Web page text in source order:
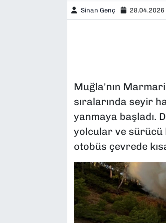
Sinan Genç 28.04.2026
Muğla'nın
sıralarında seyir
yanmaya başladı.
yolcular ve sürücü
otobüs çevrede